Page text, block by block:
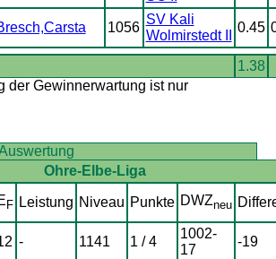
1056
SV Kali
Wolmirstedt II
0.45
1.38
der Gewinnerwartung ist nur
Ohre-Elbe-Liga
F Leistung Niveau Punkte DWZneu
- 1141 1 / 4
1002-
17
-19